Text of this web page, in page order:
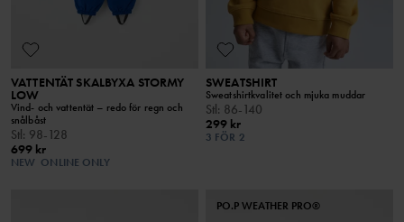
VATTENTÄT SKALBYXA STORMY
LOW
Vind- och vattentät – redo för regn och
snålbåst
Stl: 98-128
699 kr
NEW ONLINE ONLY
SWEATSHIRT
Sweatshirtkvalitet och mjuka muddar
Stl: 86-140
299 kr
3 FÖR 2
PO.P WEATHER PRO®